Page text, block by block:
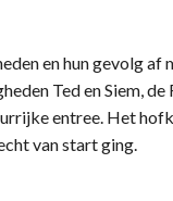
en hun gevolg af
Ted en Siem, de
entree. Het
van start ging.